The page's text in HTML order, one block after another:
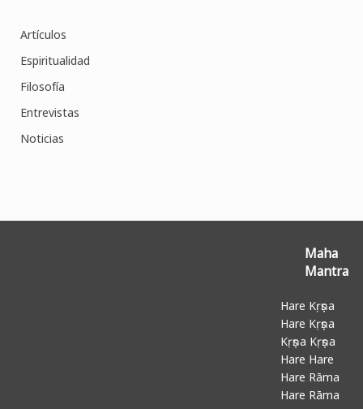
Artículos
Espiritualidad
Filosofía
Entrevistas
Noticias
Maha
Mantra
Hare Kṛṣṇa
Hare Kṛṣṇa
Kṛṣṇa Kṛṣṇa
Hare Hare
Hare Rāma
Hare Rāma